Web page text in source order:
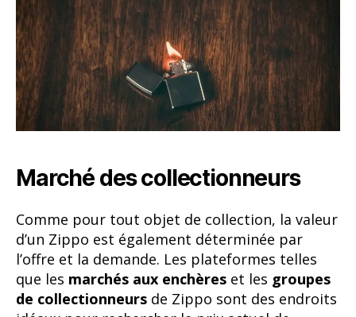
Marché des collectionneurs
Comme pour tout objet de collection, la valeur
d’un Zippo est également déterminée par
l’offre et la demande. Les plateformes telles
que les marchés aux enchères et les groupes
de collectionneurs de Zippo sont des endroits